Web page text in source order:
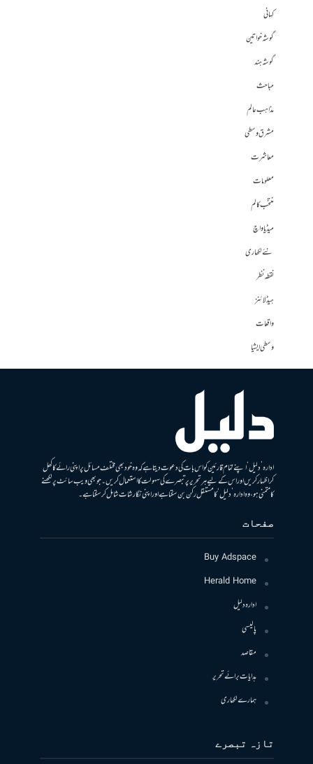
کہانی
گوشہ خواتین
گوشہ ہند
مباحث
مذاہب عالم
مشرق وسطی
معاشرت
معلومات
منتخب کالم
میڈیا واچ
نئے لکھاری
نقطہ نظر
ہیڈلائنز
واقعات
وسطی ایشیا
ادارہ ’دلیل‘ اپنے تمام قارئین کو اس بات کی دعوت دیتا ہے کہ وہ خود بھی مختلف مسائل پر اپنی رائے کا کھل
کر اظہار کریں اور اس کے لیے ہر تحریر پر تبصرے کی سہولت کا استعمال کریں۔ جو بھی ویب سائٹ پر لکھنے
کا متمنی ہو، وہ ادارہ ’دلیل‘ کا مستقل رکن بن سکتا ہے اور اپنی نگارشات شامل کرسکتا ہے۔
صفحات
Buy Adspace
Herald Home
ادارہ دلیل
پالیسی
مقاصد
ہدایات برائے تحریر
ہمارے لکھاری
تازہ تبصرے